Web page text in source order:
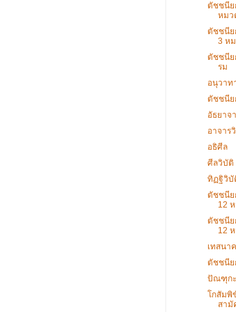
ตัชชนีย
หมว
ตัชชนีย
3 ห
ตัชชนีย
รม
อนุวาท
ตัชชนีย
อัธยาจ
อาจาร
อธิศีล
ศีลวิบัติ
ทิฏฐิวิบั
ตัชชนีย
12
ตัชชนีย
12
เทสนา
ตัชชนีย
ปัณฑุกะ
โกสัมพิ
สามั